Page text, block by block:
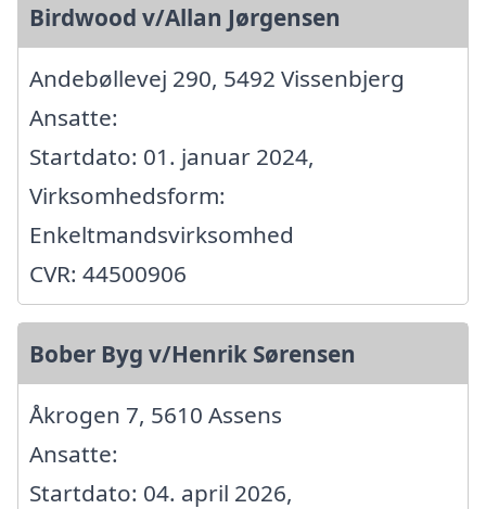
Birdwood v/Allan Jørgensen
Andebøllevej 290, 5492 Vissenbjerg
Ansatte:
Startdato: 01. januar 2024,
Virksomhedsform:
Enkeltmandsvirksomhed
CVR: 44500906
Bober Byg v/Henrik Sørensen
Åkrogen 7, 5610 Assens
Ansatte:
Startdato: 04. april 2026,